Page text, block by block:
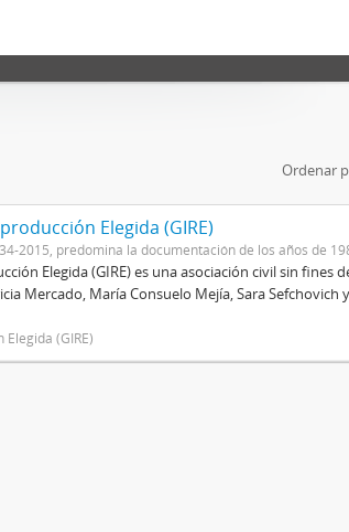
Ordenar
Elegida (GIRE)
2015, predomina la documentación de los años de
Elegida (GIRE) es una asociación civil sin fines
Mercado, María Consuelo Mejía, Sara Sefchovich
(GIRE)